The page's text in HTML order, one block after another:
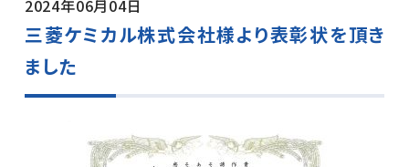
事業所一覧・アクセス
SDGs
地域貢献活動（CSR）
登山
採用情報
2024年06月04日
三菱ケミカル株式会社様より表彰状を頂き
ました